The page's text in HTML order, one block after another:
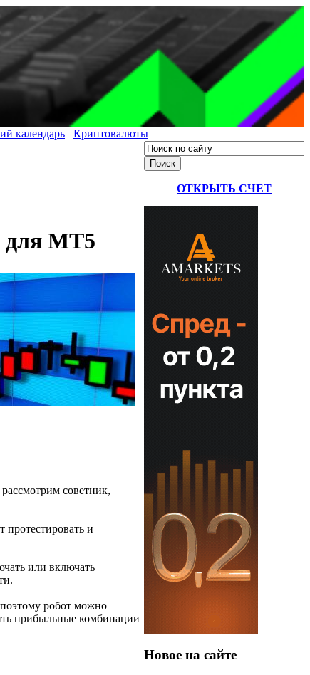
календарь Криптовалюты
для МТ5
советник,
протестировать и
или включать
робот можно
прибыльные комбинации
ОТКРЫТЬ СЧЕТ
Новое на сайте